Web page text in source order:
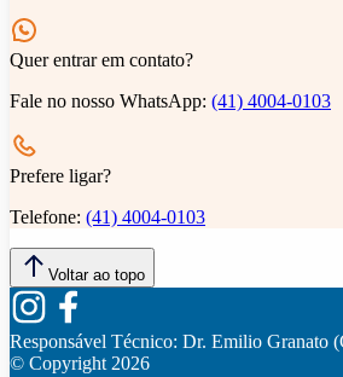
Quer entrar em contato?
Fale no nosso WhatsApp: (41) 4004-0103
Prefere ligar?
Telefone: (41) 4004-0103
Voltar ao topo
Responsável Técnico: Dr. Emilio Granato
© Copyright2026